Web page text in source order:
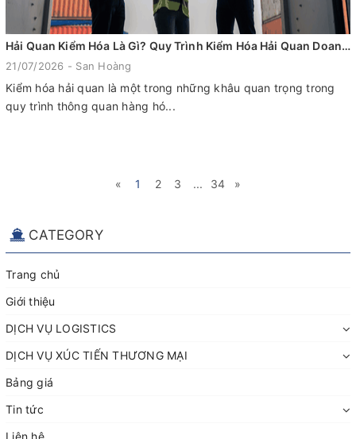
Hải Quan Kiểm Hóa Là Gì? Quy Trình Kiểm Hóa Hải Quan Doanh Nghiệp Cần Biết
21/07/2026 - San Hoàng
Kiểm hóa hải quan là một trong những khâu quan trọng trong
quy trình thông quan hàng hó...
« 1 2 3 ... 34 »
CATEGORY
Trang chủ
Giới thiệu
DỊCH VỤ LOGISTICS
DỊCH VỤ XÚC TIẾN THƯƠNG MẠI
Bảng giá
Tin tức
Liên hệ